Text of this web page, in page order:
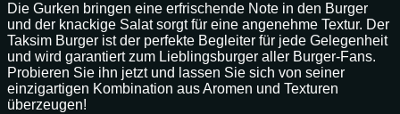
Die Gurken bringen eine erfrischende Note in den Burger
und der knackige Salat sorgt für eine angenehme Textur. Der
Taksim Burger ist der perfekte Begleiter für jede Gelegenheit
und wird garantiert zum Lieblingsburger aller Burger-Fans.
Probieren Sie ihn jetzt und lassen Sie sich von seiner
einzigartigen Kombination aus Aromen und Texturen
überzeugen!